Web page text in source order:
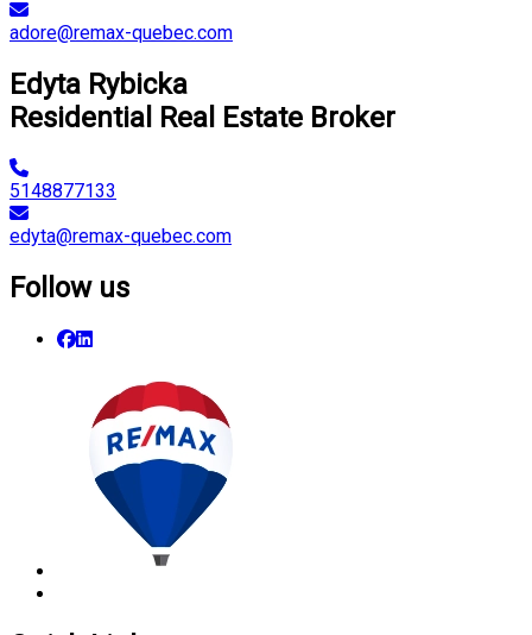
adore@remax-quebec.com
Edyta Rybicka
Residential Real Estate Broker
5148877133
edyta@remax-quebec.com
Follow us